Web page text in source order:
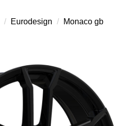
Eurodesign Monaco gb